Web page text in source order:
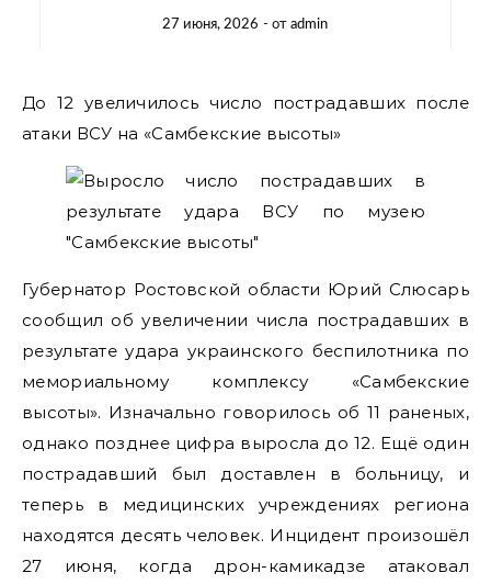
27 июня, 2026 - отadmin
До 12 увеличилось число пострадавших после
атаки ВСУ на «Самбекские высоты»
Губернатор Ростовской области Юрий Слюсарь
сообщил об увеличении числа пострадавших в
результате удара украинского беспилотника по
мемориальному комплексу «Самбекские
высоты». Изначально говорилось об 11 раненых,
однако позднее цифра выросла до 12. Ещё один
пострадавший был доставлен в больницу, и
теперь в медицинских учреждениях региона
находятся десять человек. Инцидент произошёл
27 июня, когда дрон-камикадзе атаковал